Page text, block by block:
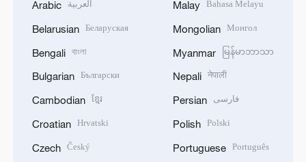
Arabic العربية
Belarusian Беларуская
Bengali বাংলা
Bulgarian Български
Cambodian ខ្មែរ
Croatian Hrvatski
Czech Český
Malay Bahasa Melayu
Mongolian Монгол
Myanmar မြန်မာဘာသာ
Nepali नेपाली
Persian فارسی
Polish Polski
Portuguese Português